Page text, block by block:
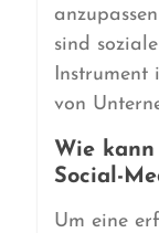
sind
Instrument
von
Wie
Social-
Um eine